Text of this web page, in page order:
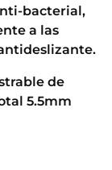
bacterial,
a las
de
5.5mm